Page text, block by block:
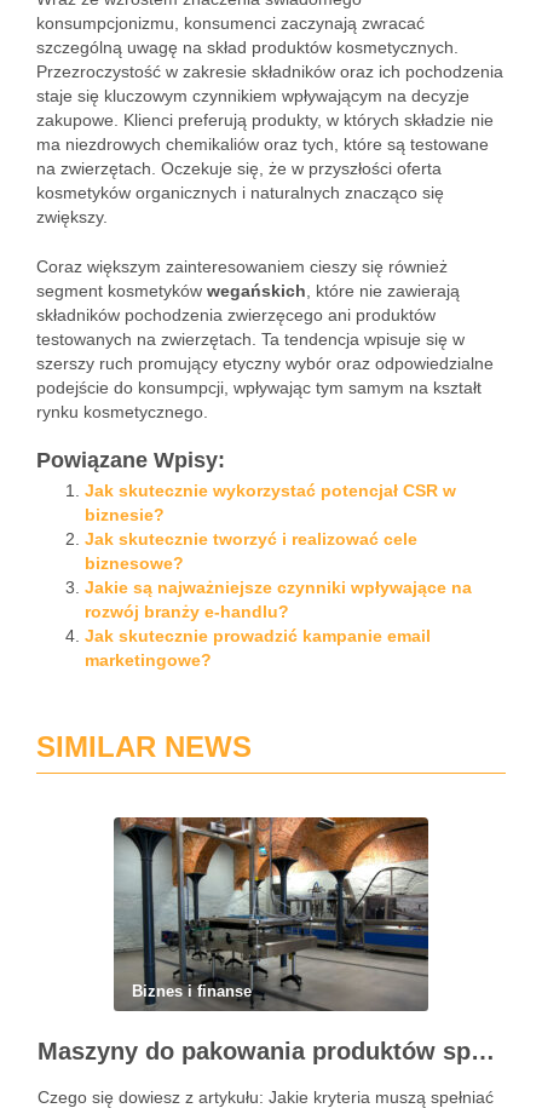
konsumpcjonizmu, konsumenci zaczynają zwracać
szczególną uwagę na skład produktów kosmetycznych.
Przezroczystość w zakresie składników oraz ich pochodzenia
staje się kluczowym czynnikiem wpływającym na decyzje
zakupowe. Klienci preferują produkty, w których składzie nie
ma niezdrowych chemikaliów oraz tych, które są testowane
na zwierzętach. Oczekuje się, że w przyszłości oferta
kosmetyków organicznych i naturalnych znacząco się
zwiększy.
Coraz większym zainteresowaniem cieszy się również
segment kosmetyków wegańskich , które nie zawierają
składników pochodzenia zwierzęcego ani produktów
testowanych na zwierzętach. Ta tendencja wpisuje się w
szerszy ruch promujący etyczny wybór oraz odpowiedzialne
podejście do konsumpcji, wpływając tym samym na kształt
rynku kosmetycznego.
Powiązane Wpisy:
Jak skutecznie wykorzystać potencjał CSR w
biznesie?
Jak skutecznie tworzyć i realizować cele
biznesowe?
Jakie są najważniejsze czynniki wpływające na
rozwój branży e-handlu?
Jak skutecznie prowadzić kampanie email
marketingowe?
SIMILAR NEWS
Biznes i finanse
Maszyny do pakowania produktów spożywczych – standardy higieny i nowoczesne technologie w przetwórstwie
Czego się dowiesz z artykułu: Jakie kryteria muszą spełniać